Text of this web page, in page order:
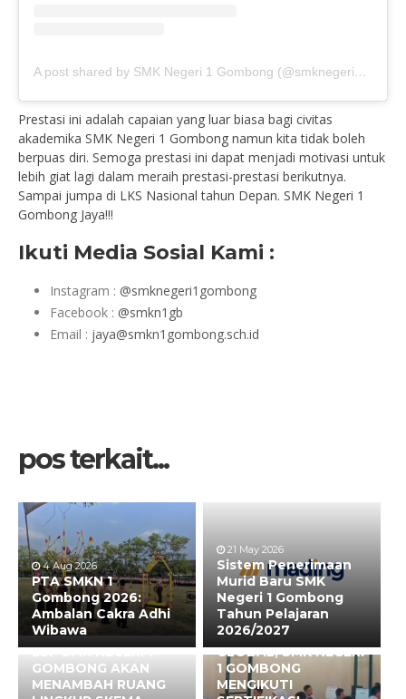
A post shared by SMK Negeri 1 Gombong (@smknegeri1gombong)
Prestasi ini adalah capaian yang luar biasa bagi civitas
akademika SMK Negeri 1 Gombong namun kita tidak boleh
berpuas diri. Semoga prestasi ini dapat menjadi motivasi untuk
lebih giat lagi dalam meraih prestasi-prestasi berikutnya.
Sampai jumpa di LKS Nasional tahun Depan. SMK Negeri 1
Gombong Jaya!!!
Ikuti Media Sosial Kami :
Instagram : @smknegeri1gombong
Facebook : @smkn1gb
Email : jaya@smkn1gombong.sch.id
pos terkait...
4 Aug 2026
PTA SMKN 1
Gombong 2026:
Ambalan Cakra Adhi
Wibawa
21 May 2026
Sistem Penerimaan
Murid Baru SMK
Negeri 1 Gombong
Tahun Pelajaran
2026/2027
18 Apr 2026
LSP SMK NEGERI 1
GOMBONG AKAN
MENAMBAH RUANG
26 Aug 2024
WUJUDKAN
GENERASI
BERWAWASAN
GLOBAL, SMK NEGERI
1 GOMBONG
MENGIKUTI